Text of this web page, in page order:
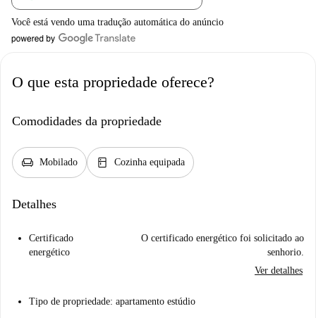
Você está vendo uma tradução automática do anúncio
O que esta propriedade oferece?
Comodidades da propriedade
chair Mobilado kitchen Cozinha equipada
Detalhes
Certificado
energético
O certificado energético foi solicitado ao
senhorio.
Ver detalhes
Tipo de propriedade: apartamento estúdio